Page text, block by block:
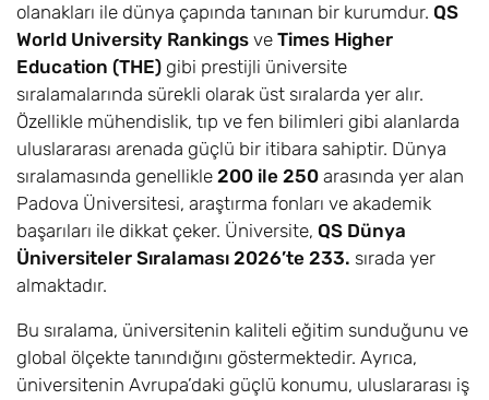
olanakları ile dünya çapında tanınan bir kurumdur. QS
World University Rankings ve Times Higher
Education (THE) gibi prestijli üniversite
sıralamalarında sürekli olarak üst sıralarda yer alır.
Özellikle mühendislik, tıp ve fen bilimleri gibi alanlarda
uluslararası arenada güçlü bir itibara sahiptir. Dünya
sıralamasında genellikle 200 ile 250 arasında yer alan
Padova Üniversitesi, araştırma fonları ve akademik
başarıları ile dikkat çeker. Üniversite, QS Dünya
Üniversiteler Sıralaması 2026’te 233. sırada yer
almaktadır.
Bu sıralama, üniversitenin kaliteli eğitim sunduğunu ve
global ölçekte tanındığını göstermektedir. Ayrıca,
üniversitenin Avrupa’daki güçlü konumu, uluslararası iş